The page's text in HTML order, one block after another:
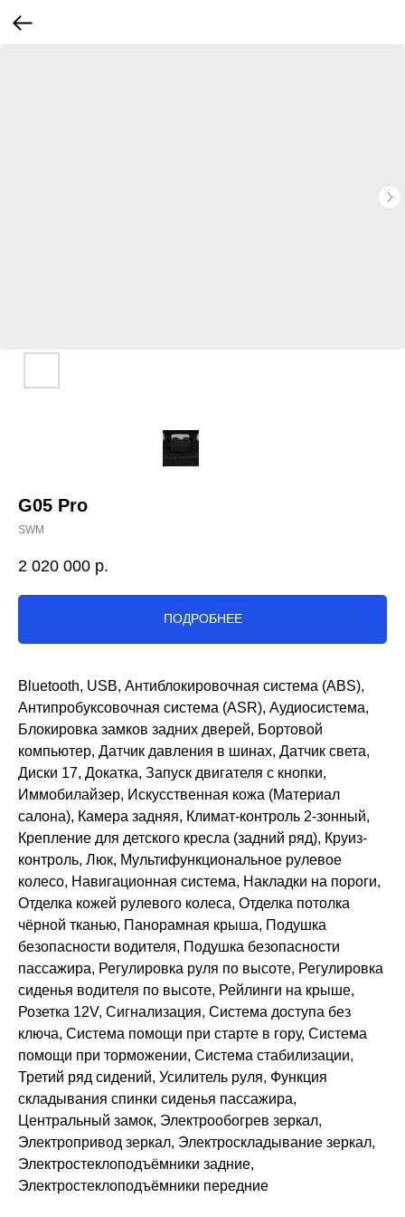
G05 Pro
SWM
2 020 000 р.
ПОДРОБНЕЕ
Bluetooth, USB, Антиблокировочная система (ABS),
Антипробуксовочная система (ASR), Аудиосистема,
Блокировка замков задних дверей, Бортовой
компьютер, Датчик давления в шинах, Датчик света,
Диски 17, Докатка, Запуск двигателя с кнопки,
Иммобилайзер, Искусственная кожа (Материал
салона), Камера задняя, Климат-контроль 2-зонный,
Крепление для детского кресла (задний ряд), Круиз-
контроль, Люк, Мультифункциональное рулевое
колесо, Навигационная система, Накладки на пороги,
Отделка кожей рулевого колеса, Отделка потолка
чёрной тканью, Панорамная крыша, Подушка
безопасности водителя, Подушка безопасности
пассажира, Регулировка руля по высоте, Регулировка
сиденья водителя по высоте, Рейлинги на крыше,
Розетка 12V, Сигнализация, Система доступа без
ключа, Система помощи при старте в гору, Система
помощи при торможении, Система стабилизации,
Третий ряд сидений, Усилитель руля, Функция
складывания спинки сиденья пассажира,
Центральный замок, Электрообогрев зеркал,
Электропривод зеркал, Электроскладывание зеркал,
Электростеклоподъёмники задние,
Электростеклоподъёмники передние